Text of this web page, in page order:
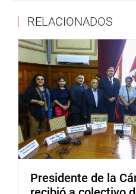
De acuerdo con lo que le
palabras de Reymundo
educativa solicita la
infraestructura para la
de 0 a 3 años, en su
RELACIONADOS
Presidente de la